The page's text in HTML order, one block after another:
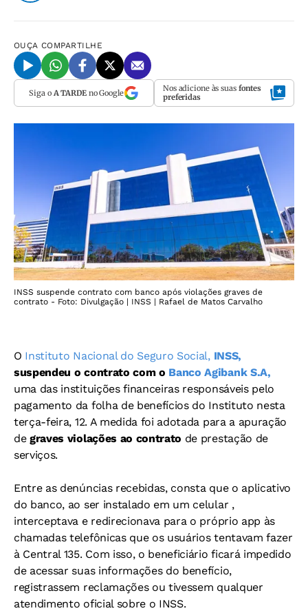
OUÇA COMPARTILHE
Siga o A TARDEno Google Nos adicione às suas fontes
preferidas
INSS suspende contrato com banco após violações graves de
contrato - Foto: Divulgação | INSS | Rafael de Matos Carvalho
O Instituto Nacional do Seguro Social, INSS,
suspendeu o contrato com o Banco Agibank S.A,
uma das instituições financeiras responsáveis pelo
pagamento da folha de benefícios do Instituto nesta
terça-feira, 12. A medida foi adotada para a apuração
degraves violações ao contrato de prestação de
serviços.
Entre as denúncias recebidas, consta que o aplicativo
do banco, ao ser instalado em um celular ,
interceptava e redirecionava para o próprio app às
chamadas telefônicas que os usuários tentavam fazer
à Central 135. Com isso, o beneficiário ficará impedido
de acessar suas informações do benefício,
registrassem reclamações ou tivessem qualquer
atendimento oficial sobre o INSS.